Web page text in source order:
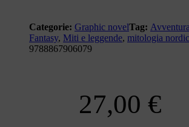
Categorie: Graphic novelTag: Avventura
Fantasy, Miti e leggende, mitologia
9788867906079
27,00 €